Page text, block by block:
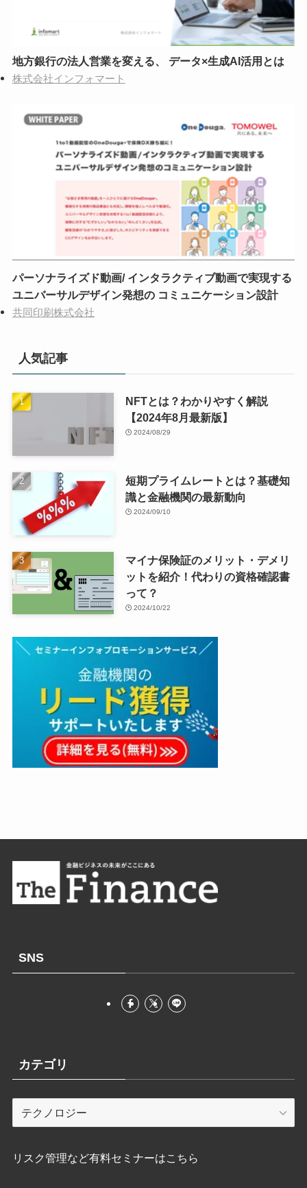
地方銀行の法人営業を変える、 データ×生成AI活用とは
株式会社インフォマート
パーソナライズド動画/ インタラクティブ動画で実現する
ユニバーサルデザイン発想の コミュニケーション設計
共同印刷株式会社
人気記事
NFTとは？わかりやすく解説
【2024年8月最新版】
2024/08/29
短期プライムレートとは？基礎知
識と金融機関の最新動向
2024/09/10
マイナ保険証のメリット・デメリ
ットを紹介！代わりの資格確認書
って？
2024/10/22
SNS
カテゴリ
テ
リ
リスク管理など有料セミナーはこちら